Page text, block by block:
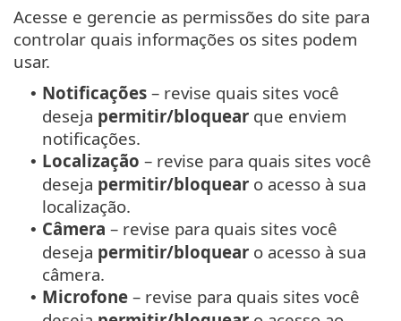
Acesse e gerencie as permissões do site para
controlar quais informações os sites podem
usar.
• Notificações – revise quais sites você
deseja permitir/bloquear que enviem
notificações.
• Localização – revise para quais sites você
deseja permitir/bloquear o acesso à sua
localização.
• Câmera – revise para quais sites você
deseja permitir/bloquear o acesso à sua
câmera.
• Microfone – revise para quais sites você